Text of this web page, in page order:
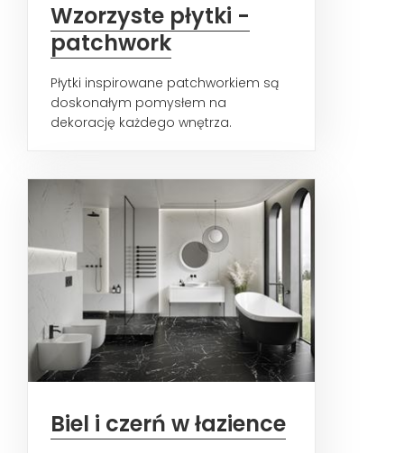
Wzorzyste płytki -
patchwork
Płytki inspirowane patchworkiem są
doskonałym pomysłem na
dekorację każdego wnętrza.
Biel i czerń w łazience